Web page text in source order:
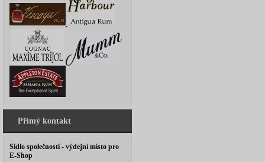
Přímý kontakt
Sídlo společnosti - výdejní místo pro
E-Shop